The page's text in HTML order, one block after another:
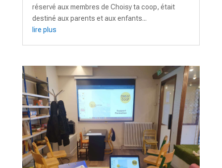
réservé aux membres de Choisy ta coop, était
destiné aux parents et aux enfants...
lire plus